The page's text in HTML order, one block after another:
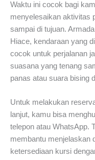
Waktu ini cocok bagi
menyelesaikan aktivitas
sampai di tujuan.
Hiace, kendaraan yang
cocok untuk perjalanan
suasana yang tenang
panas atau suara bising
Untuk melakukan
lanjut, kamu bisa
telepon atau WhatsApp.
membantu menjelaskan
ketersediaan kursi